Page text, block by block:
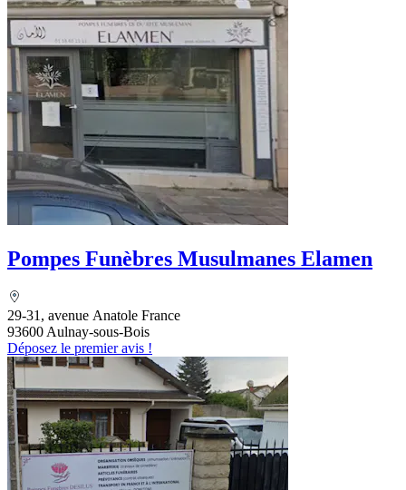
Pompes Funèbres Musulmanes Elamen
29-31, avenue Anatole France
93600 Aulnay-sous-Bois
Déposez le premier avis !